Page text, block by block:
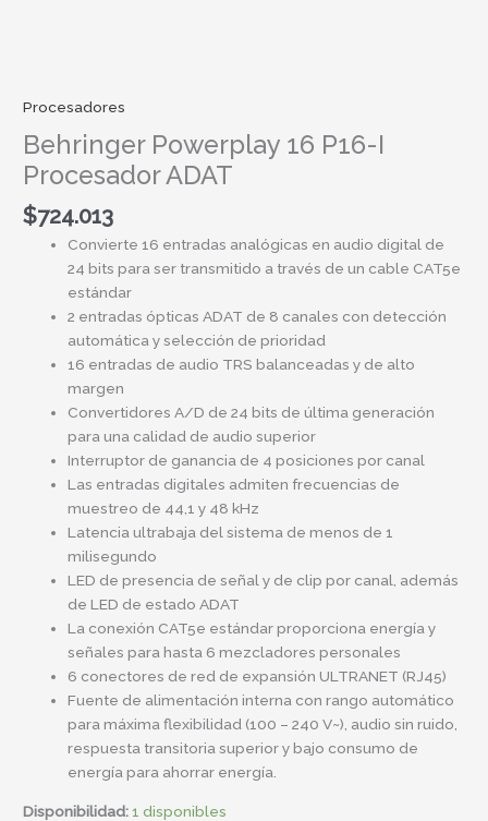
Procesadores
Behringer Powerplay 16 P16-I
Procesador ADAT
$724.013
Convierte 16 entradas analógicas en audio digital de
24 bits para ser transmitido a través de un cable CAT5e
estándar
2 entradas ópticas ADAT de 8 canales con detección
automática y selección de prioridad
16 entradas de audio TRS balanceadas y de alto
margen
Convertidores A/D de 24 bits de última generación
para una calidad de audio superior
Interruptor de ganancia de 4 posiciones por canal
Las entradas digitales admiten frecuencias de
muestreo de 44,1 y 48 kHz
Latencia ultrabaja del sistema de menos de 1
milisegundo
LED de presencia de señal y de clip por canal, además
de LED de estado ADAT
La conexión CAT5e estándar proporciona energía y
señales para hasta 6 mezcladores personales
6 conectores de red de expansión ULTRANET (RJ45)
Fuente de alimentación interna con rango automático
para máxima flexibilidad (100 – 240 V~), audio sin ruido,
respuesta transitoria superior y bajo consumo de
energía para ahorrar energía.
Disponibilidad:1 disponibles